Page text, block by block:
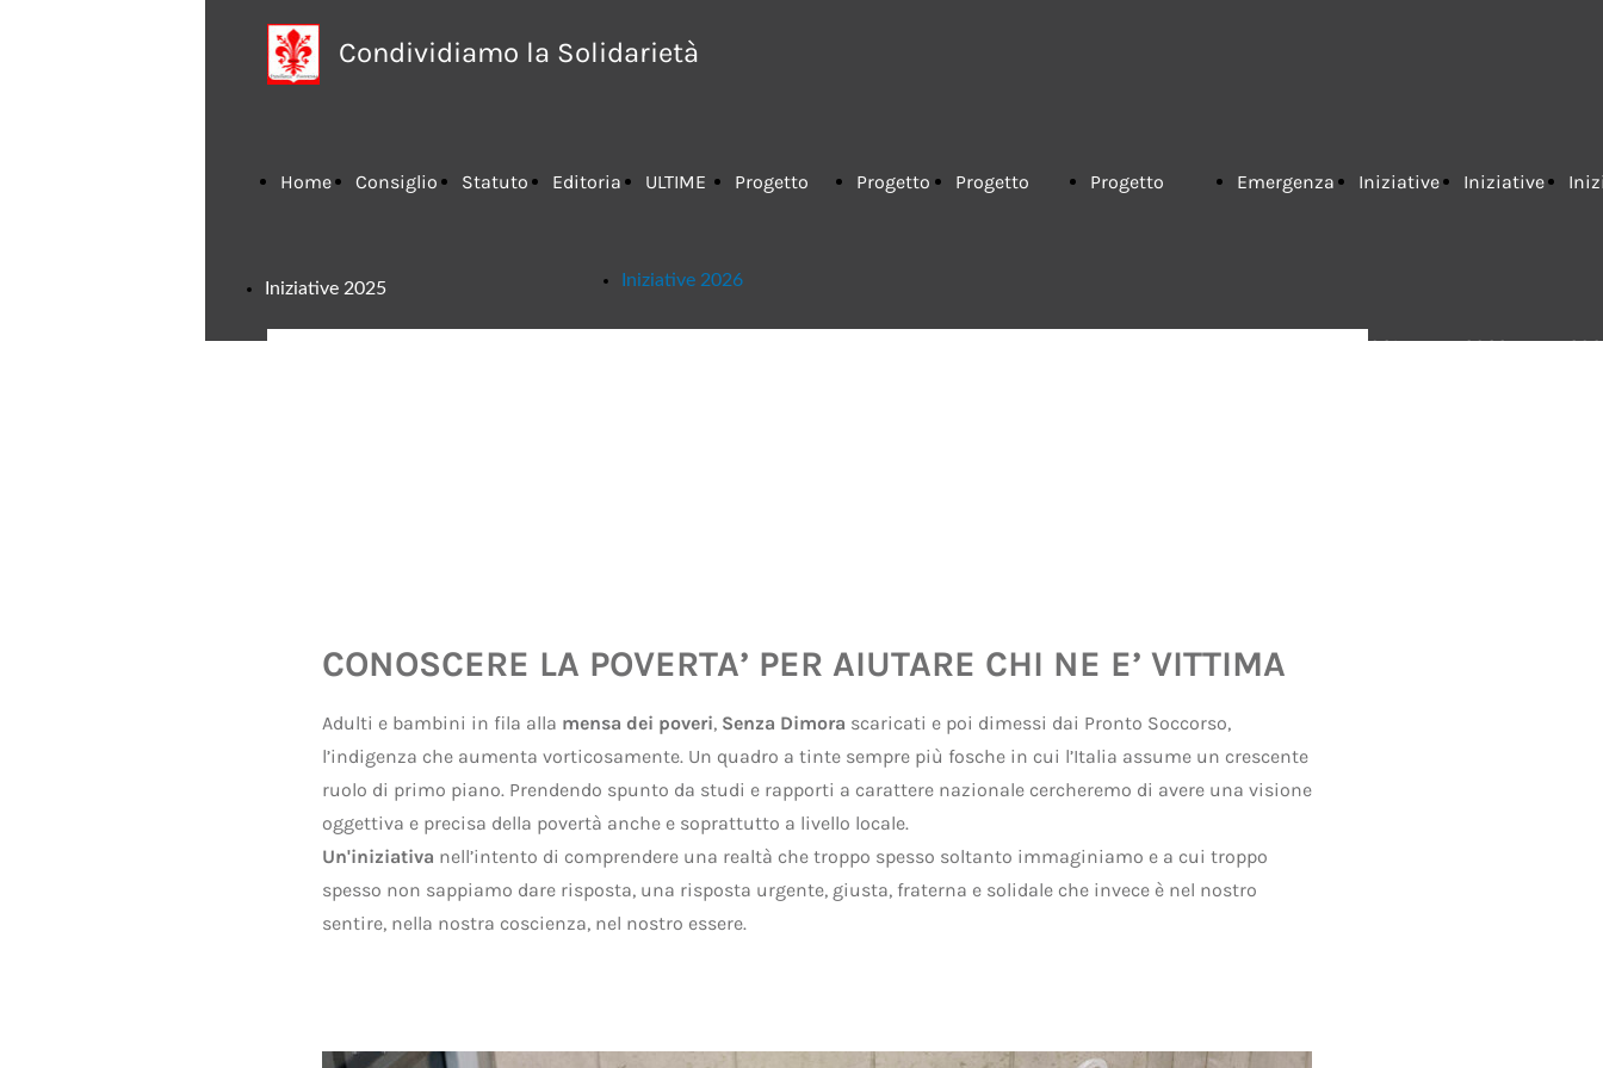
Condividiamo la Solidarietà
Home Consiglio Statuto Editoria ULTIME Progetto Progetto
DOLORE"
Progetto Progetto
2019
Emergenza Iniziative
2021
Iniziative
2022
Iniziative 2026
Iniziative 2025
CONOSCERE LA POVERTA’ PER AIUTARE CHI NE E’ VITTIMA
Adulti e bambini in fila alla mensa dei poveri, Senza Dimora scaricati e poi dimessi dai Pronto Soccorso,
l’indigenza che aumenta vorticosamente. Un quadro a tinte sempre più fosche in cui l’Italia assume un crescente
ruolo di primo piano. Prendendo spunto da studi e rapporti a carattere nazionale cercheremo di avere una visione
oggettiva e precisa della povertà anche e soprattutto a livello locale.
Un'iniziativa nell’intento di comprendere una realtà che troppo spesso soltanto immaginiamo e a cui troppo
spesso non sappiamo dare risposta, una risposta urgente, giusta, fraterna e solidale che invece è nel nostro
sentire, nella nostra coscienza, nel nostro essere.